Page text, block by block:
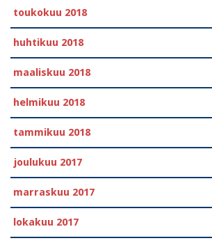
toukokuu 2018
huhtikuu 2018
maaliskuu 2018
helmikuu 2018
tammikuu 2018
joulukuu 2017
marraskuu 2017
lokakuu 2017